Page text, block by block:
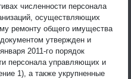
численности персонала
осуществляющих
ремонту общего имущества
утвержден и
2011-го порядок
персонала управляющих и
1), а также укрупненные